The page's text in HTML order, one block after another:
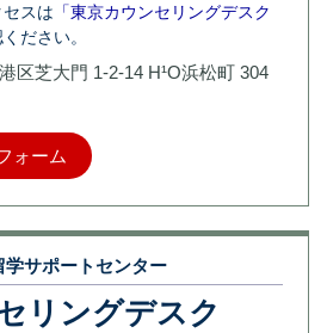
スは 「東京カウンセリングデスク
ださい。
区芝大門 1-2-14 H¹O浜松町 304
ォーム
サポートセンター
リングデスク